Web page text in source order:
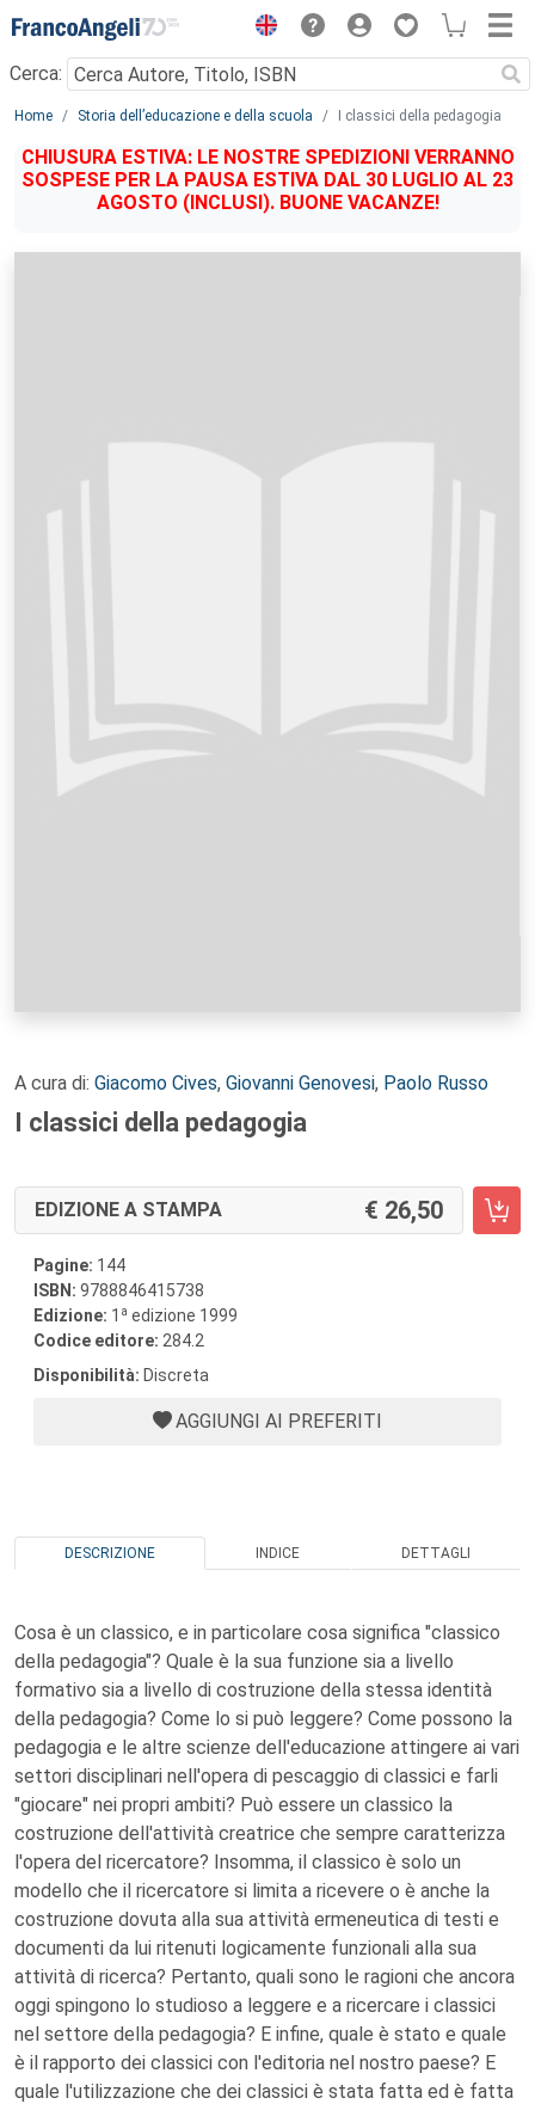
Menu
Cerca:
Main content
Home Storia dell’educazione e della scuola I classici della pedagogia
CHIUSURA ESTIVA: LE NOSTRE SPEDIZIONI VERRANNO
SOSPESE PER LA PAUSA ESTIVA DAL 30 LUGLIO AL 23
AGOSTO (INCLUSI). BUONE VACANZE!
A cura di: Giacomo Cives, Giovanni Genovesi, Paolo Russo
I classici della pedagogia
EDIZIONE A STAMPA 26,50
Pagine: 144
ISBN: 9788846415738
Edizione: 1 a edizione 1999
Codice editore: 284.2
Disponibilità: Discreta
AGGIUNGI AI PREFERITI
DESCRIZIONE INDICE DETTAGLI
Cosa è un classico, e in particolare cosa significa "classico
della pedagogia"? Quale è la sua funzione sia a livello
formativo sia a livello di costruzione della stessa identità
della pedagogia? Come lo si può leggere? Come possono la
pedagogia e le altre scienze dell'educazione attingere ai vari
settori disciplinari nell'opera di pescaggio di classici e farli
"giocare" nei propri ambiti? Può essere un classico la
costruzione dell'attività creatrice che sempre caratterizza
l'opera del ricercatore? Insomma, il classico è solo un
modello che il ricercatore si limita a ricevere o è anche la
costruzione dovuta alla sua attività ermeneutica di testi e
documenti da lui ritenuti logicamente funzionali alla sua
attività di ricerca? Pertanto, quali sono le ragioni che ancora
oggi spingono lo studioso a leggere e a ricercare i classici
nel settore della pedagogia? E infine, quale è stato e quale
è il rapporto dei classici con l'editoria nel nostro paese? E
quale l'utilizzazione che dei classici è stata fatta ed è fatta